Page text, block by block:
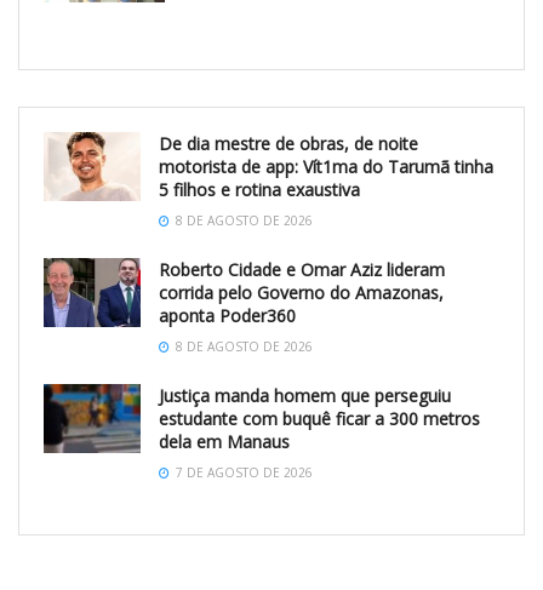
De dia mestre de obras, de noite
motorista de app: Vít1ma do Tarumã tinha
5 filhos e rotina exaustiva
8 DE AGOSTO DE 2026
Roberto Cidade e Omar Aziz lideram
corrida pelo Governo do Amazonas,
aponta Poder360
8 DE AGOSTO DE 2026
Justiça manda homem que perseguiu
estudante com buquê ficar a 300 metros
dela em Manaus
7 DE AGOSTO DE 2026